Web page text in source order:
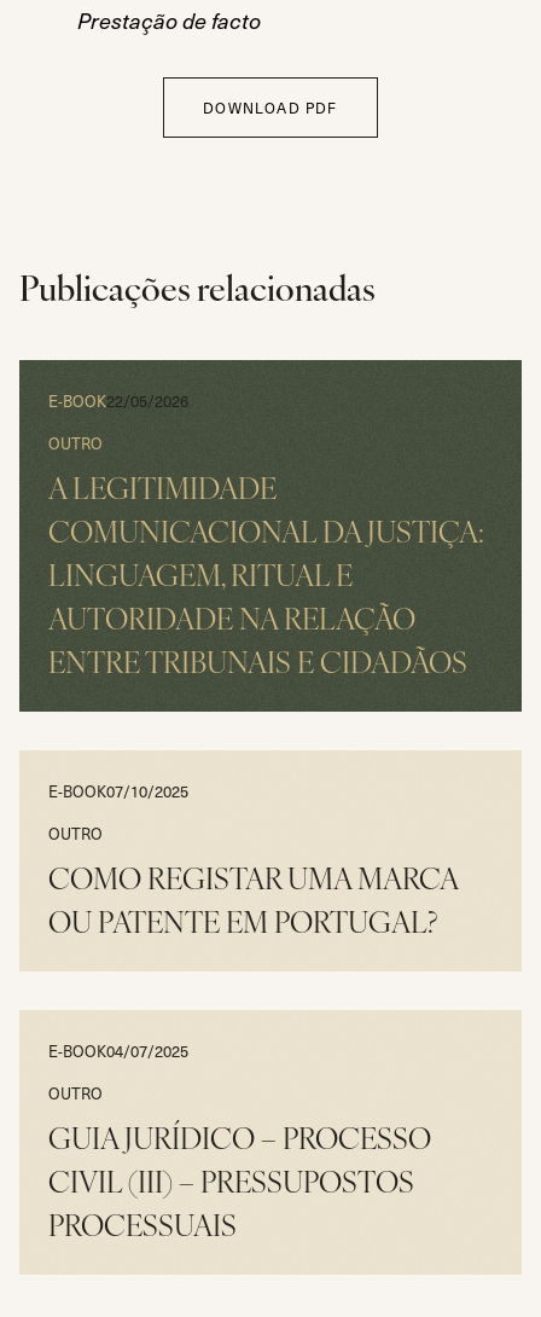
Prestação de facto
DOWNLOAD PDF
Publicações relacionadas
E-BOOK22/05/2026
OUTRO
A LEGITIMIDADE
COMUNICACIONAL DA JUSTIÇA:
LINGUAGEM, RITUAL E
AUTORIDADE NA RELAÇÃO
ENTRE TRIBUNAIS E CIDADÃOS
E-BOOK07/10/2025
OUTRO
COMO REGISTAR UMA MARCA
OU PATENTE EM PORTUGAL?
E-BOOK04/07/2025
OUTRO
GUIA JURÍDICO – PROCESSO
CIVIL (III) – PRESSUPOSTOS
PROCESSUAIS